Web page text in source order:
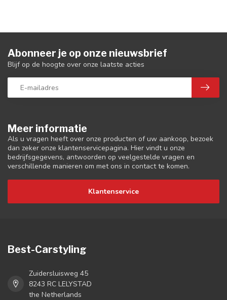
Meer informatie
Als u vragen heeft over onze producten of uw aankoop, bezoek
dan zeker onze klantenservicepagina. Hier vindt u onze
bedrijfsgegevens, antwoorden op veelgestelde vragen en
verschillende manieren om met ons in contact te komen.
Klantenservice
Abonneer je op onze nieuwsbrief
Blijf op de hoogte over onze laatste acties
Best-Carstyling
Zuidersluisweg 45
8243 RC LELYSTAD
the Netherlands